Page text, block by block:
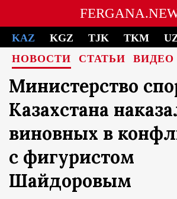
KAZ KGZ TJK TKM
НОВОСТИ
СТАТЬИ ВИДЕО
Министерство
Казахстана
виновных в
с фигуристом
Шайдоровым